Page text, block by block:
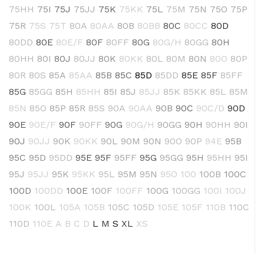
75HH 75I 75J 75JJ 75K 75KK 75L 75M 75N 75O 75P
75R 75S 75T 80A 80AA 80B 80BB 80C 80CC 80D
80DD 80E 80E/F 80F 80FF 80G 80G/H 80GG 80H
80HH 80I 80J 80JJ 80K 80KK 80L 80M 80N 80O 80P
80R 80S 85A 85AA 85B 85C 85D 85DD 85E 85F 85FF
85G 85GG 85H 85HH 85I 85J 85JJ 85K 85KK 85L 85M
85N 85O 85P 85R 85S 90A 90AA 90B 90C 90C/D 90D
90E 90E/F 90F 90FF 90G 90G/H 90GG 90H 90HH 90I
90J 90JJ 90K 90KK 90L 90M 90N 90O 90P 94E 95B
95C 95D 95DD 95E 95F 95FF 95G 95GG 95H 95HH 95I
95J 95JJ 95K 95KK 95L 95M 95N 95O 100 100B 100C
100D 100DD 100E 100F 100FF 100G 100GG 100I 100J
100K 100L 105A 105B 105C 105D 105E 105F 110B 110C
110D 110E A B C D L M S XL XS